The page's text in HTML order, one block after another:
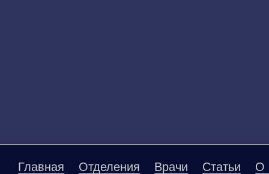
Главная Отделения Врачи Статьи О